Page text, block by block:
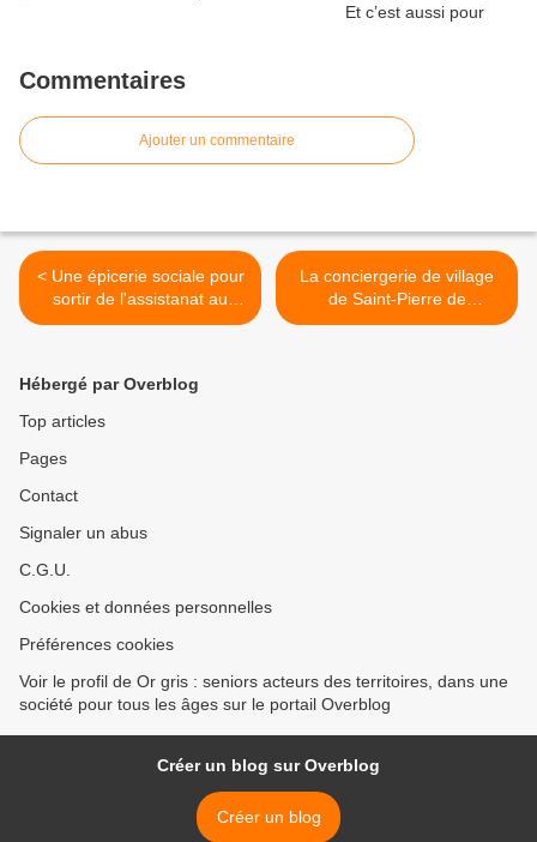
Commentaires
Ajouter un commentaire
< Une épicerie sociale pour
sortir de l'assistanat au
Pays de Montbéliard – 25 -
La conciergerie de village
de Saint-Pierre de
Manneville – Haute
Hébergé par Overblog
Top articles
Pages
Contact
Signaler un abus
C.G.U.
Cookies et données personnelles
Préférences cookies
Voir le profil de Or gris : seniors acteurs des territoires, dans une
société pour tous les âges sur le portail Overblog
Créer un blog sur Overblog
Créer un blog